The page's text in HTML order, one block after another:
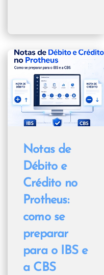
Notas de
Débito e
Crédito no
Protheus:
como se
preparar
para o IBS e
a CBS